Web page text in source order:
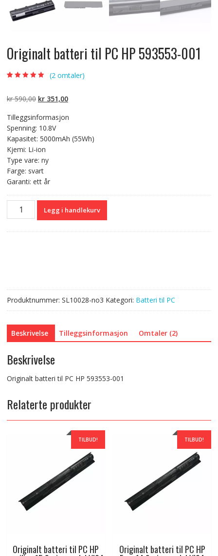
Originalt batteri til PC HP 593553-001
kundevurderinger
(2omtaler)
kr590,00 Opprinnelig
var:
kr 590,00.
kr351,00Nåværende
er:
Tilleggsinformasjon
Spenning: 10.8V
Kapasitet: 5000mAh (55Wh)
Kjemi: Li-ion
Type vare: ny
Farge: svart
Garanti: ett år
Originalt
batteri
Legg i handlekurv
Produktnummer: SL10028-no3 Kategori: Batteri til PC
Beskrivelse Tilleggsinformasjon Omtaler (2)
Beskrivelse
Originalt batteri til PC HP 593553-001
Relaterte produkter
TILBUD!
Originalt batteri til PC HP
TILBUD!
Originalt batteri til PC HP